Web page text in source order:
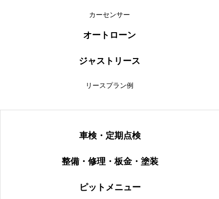
カーセンサー
オートローン
ジャストリース
リースプラン例
車検・定期点検
整備・修理・板金・塗装
ピットメニュー